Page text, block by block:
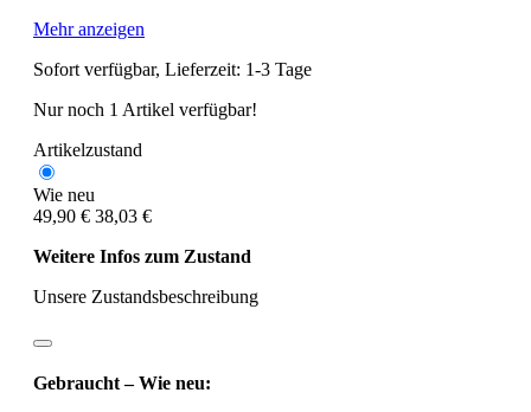
Mehr anzeigen
Sofort verfügbar, Lieferzeit: 1-3 Tage
Nur noch 1 Artikel verfügbar!
Artikelzustand
Wie neu
49,90 € 38,03 €
Weitere Infos zum Zustand
Unsere Zustandsbeschreibung
Gebraucht – Wie neu: